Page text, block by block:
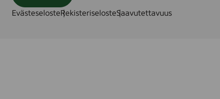
EvästeselosteRekisteriselosteSaavutettavuus